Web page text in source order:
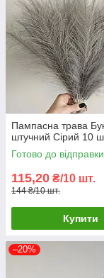
Пампасна трава
штучний Сірий 10
Готово до відправки
115,20 ₴/10 шт.
144 ₴/10 шт.
Купити
–20%